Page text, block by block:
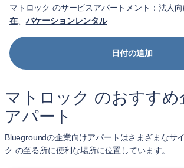
マトロック のサービスアパートメント：法人
在、 バケーションレンタル
日付の追加
マトロック のおすすめ
アパート
Bluegroundの企業向けアパートはさまざまなサ
ク の至る所に便利な場所に位置しています。